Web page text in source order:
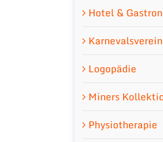
Hotel &
Logopädie
Miners
Physiotherapie